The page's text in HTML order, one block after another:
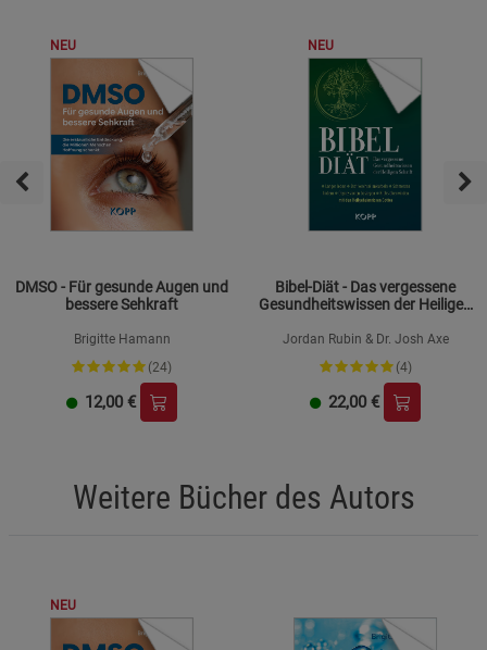
NEU
DMSO - Für gesunde Augen und
bessere Sehkraft
Brigitte Hamann
(24)
12,00 €
NEU
Bibel-Diät - Das vergessene
Gesundheitswissen der Heiligen
Jordan Rubin & Dr. Josh Axe
(4)
22,00 €
Weitere Bücher des Autors
NEU